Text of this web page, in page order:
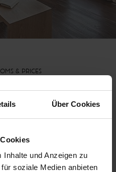
Über Cookies
und Anzeigen zu
soziale Medien anbieten
& PRICES
FISCHER